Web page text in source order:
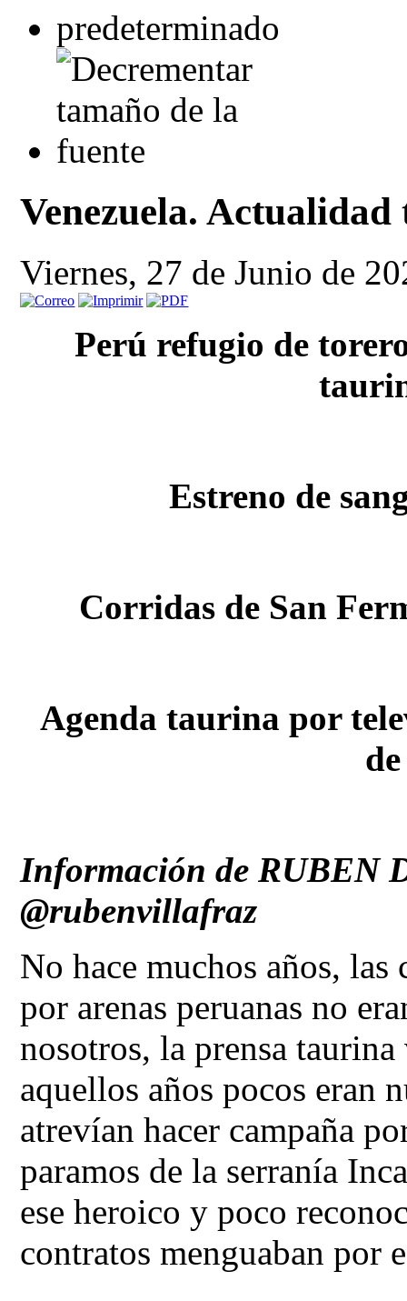
Venezuela.
Viernes, 27 de Junio de
Perú refugio de
Estreno de
Corridas de San
Agenda taurina por
Información de RUBEN
@rubenvillafraz
No hace muchos años, las
por arenas peruanas no
nosotros, la prensa
aquellos años pocos eran
atrevían hacer campaña
paramos de la serranía
ese heroico y poco
contratos menguaban por